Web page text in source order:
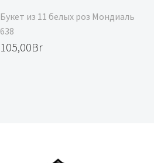
составляла
147,00Br.
цена:
139,00Br.
Букет из 11 белых роз Мондиаль
638
105,00Br